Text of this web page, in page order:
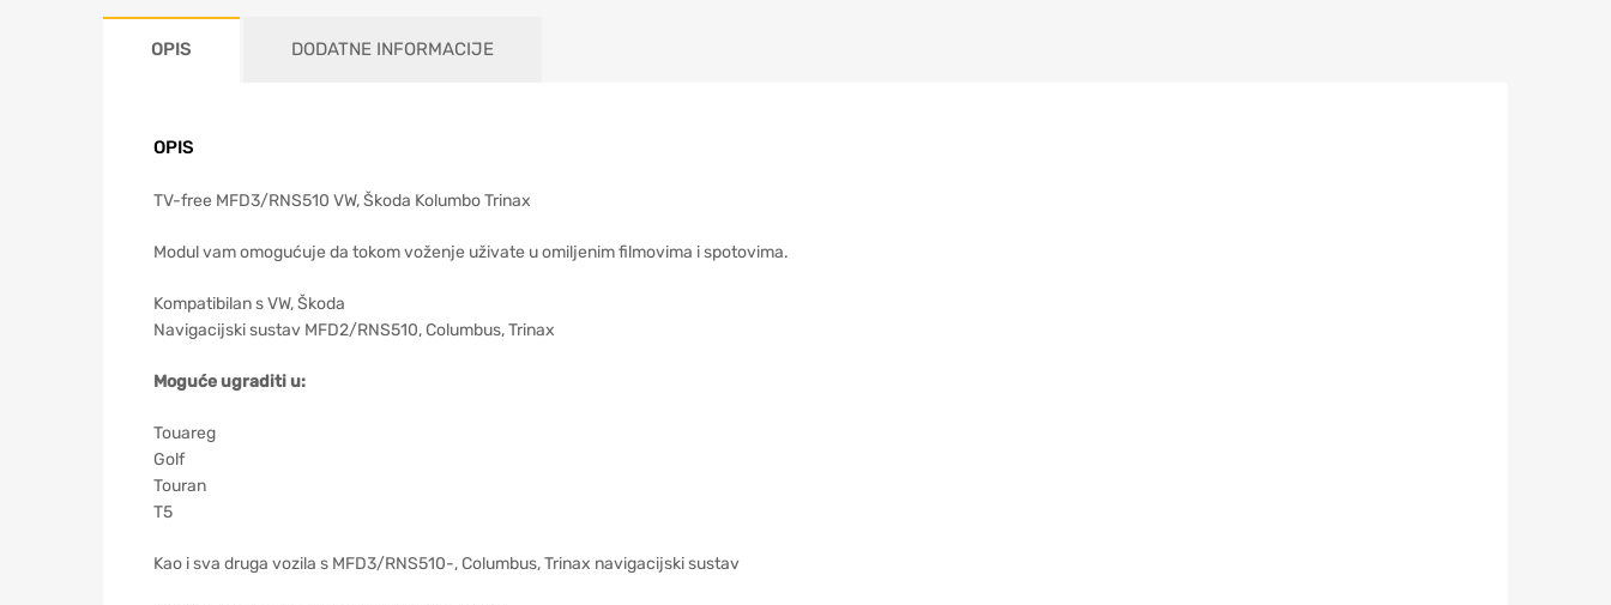
OPIS DODATNE INFORMACIJE
OPIS
TV-free MFD3/RNS510 VW, Škoda Kolumbo Trinax
Modul vam omogućuje da tokom voženje uživate u omiljenim filmovima i spotovima.
Kompatibilan s VW, Škoda
Navigacijski sustav MFD2/RNS510, Columbus, Trinax
Moguće ugraditi u:
Touareg
Golf
Touran
T5
Kao i sva druga vozila s MFD3/RNS510-, Columbus, Trinax navigacijski sustav